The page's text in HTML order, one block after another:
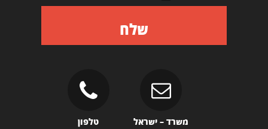
שלח
משרד – ישראל טלפון